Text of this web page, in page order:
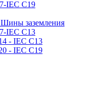
IEC C19
Шины заземления
IEC C13
- IEC C13
- IEC C19